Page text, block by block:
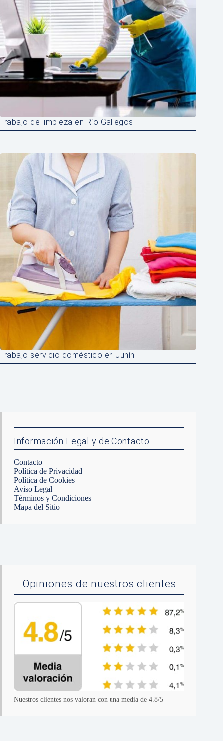
Trabajo de limpieza en Río Gallegos
Trabajo servicio doméstico en Junín
Información Legal y de Contacto
Contacto
Política de Privacidad
Política de Cookies
Aviso Legal
Términos y Condiciones
Mapa del Sitio
Opiniones de nuestros clientes
Nuestros clientes nos valoran con una media de 4.8/5